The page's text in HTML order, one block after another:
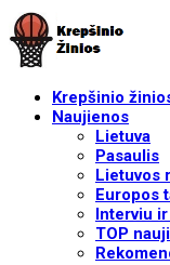
Krepšinio
Naujienos
Lietuva
Pasaulis
Lietuvos
Europos
Interviu
TOP